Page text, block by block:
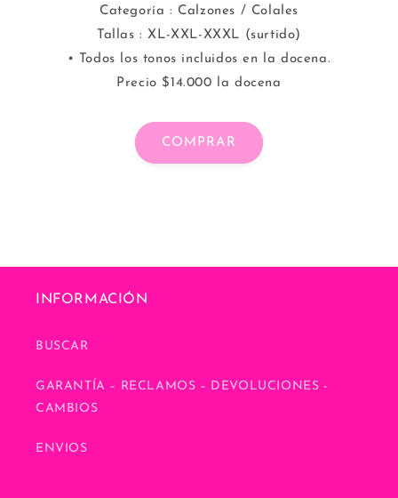
Categoría : Calzones / Colales
Tallas : XL-XXL-XXXL (surtido)
• Todos los tonos incluidos en la docena.
Precio $14.000 la docena
COMPRAR
INFORMACIÓN
BUSCAR
GARANTÍA – RECLAMOS – DEVOLUCIONES -
CAMBIOS
ENVIOS